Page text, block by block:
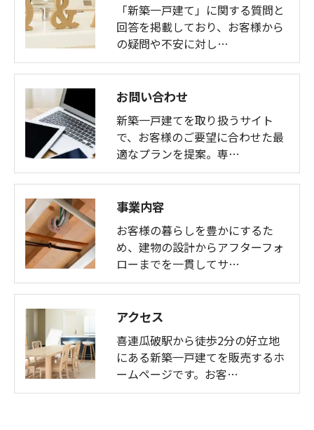
「新築一戸建て」に関する質問と
回答を掲載しており、お客様から
の疑問や不安に対し…
お問い合わせ
新築一戸建てを取り扱うサイト
で、お客様のご要望に合わせた最
適なプランを提案。専…
事業内容
お客様の暮らしを豊かにするた
め、建物の設計からアフターフォ
ローまでを一貫してサ…
アクセス
喜連瓜破駅から徒歩2分の好立地
にある新築一戸建てを販売するホ
ームページです。お客…